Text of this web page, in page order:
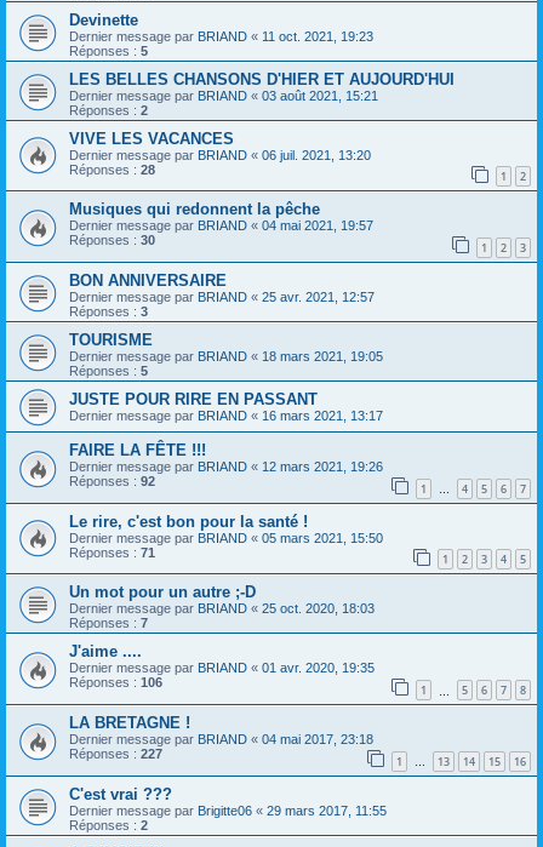
Devinette
Dernier message par BRIAND « 11 oct. 2021, 19:23
Réponses : 5
LES BELLES CHANSONS D'HIER ET AUJOURD'HUI
Dernier message par BRIAND « 03 août 2021, 15:21
Réponses : 2
VIVE LES VACANCES
Dernier message par BRIAND « 06 juil. 2021, 13:20
Réponses : 28 1 2
Musiques qui redonnent la pêche
Dernier message par BRIAND « 04 mai 2021, 19:57
Réponses : 30 1 2 3
BON ANNIVERSAIRE
Dernier message par BRIAND « 25 avr. 2021, 12:57
Réponses : 3
TOURISME
Dernier message par BRIAND « 18 mars 2021, 19:05
Réponses : 5
JUSTE POUR RIRE EN PASSANT
Dernier message par BRIAND « 16 mars 2021, 13:17
FAIRE LA FÊTE !!!
Dernier message par BRIAND « 12 mars 2021, 19:26
Réponses : 92 1 … 4 5 6 7
Le rire, c'est bon pour la santé !
Dernier message par BRIAND « 05 mars 2021, 15:50
Réponses : 71 1 2 3 4 5
Un mot pour un autre ;-D
Dernier message par BRIAND « 25 oct. 2020, 18:03
Réponses : 7
J'aime ....
Dernier message par BRIAND « 01 avr. 2020, 19:35
Réponses : 106 1 5 6 7 8
LA BRETAGNE !
Dernier message par BRIAND « 04 mai 2017, 23:18
Réponses : 227 1 … 13 14 15 16
C'est vrai ???
Dernier message par Brigitte06 « 29 mars 2017, 11:55
Réponses : 2